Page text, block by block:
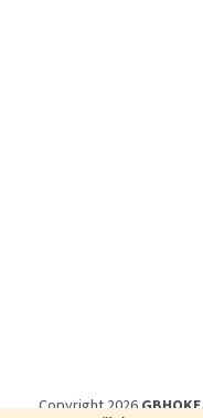
Copyright 2026